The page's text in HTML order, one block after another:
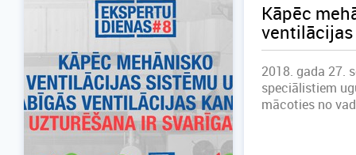
Kāpēc
2018. gada 27.
speciālistiem
mācoties no